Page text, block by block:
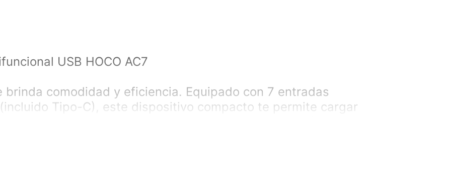
USB HOCO AC7
comodidad y eficiencia. Equipado con 7 entradas
Tipo-C), este dispositivo compacto te permite cargar
aprovechas su capacidad de carga rápida de 5V / 3.4A
tus dispositivos energizados de manera segura y eficiente.